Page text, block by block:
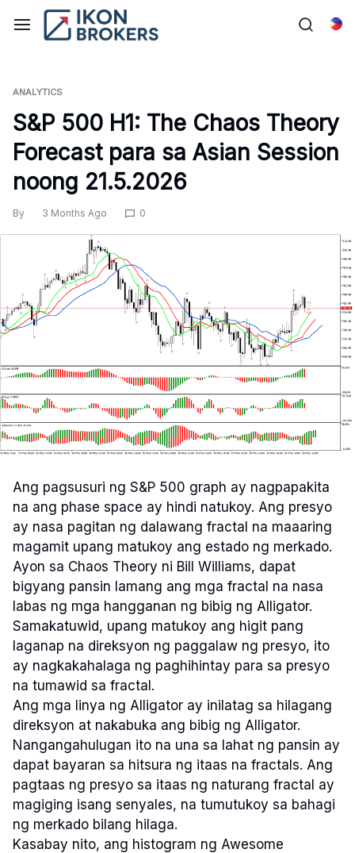
ANALYTICS
S&P 500 H1: The Chaos Theory
Forecast para sa Asian Session
noong 21.5.2026
By 3 Months Ago 0
Ang pagsusuri ng S&P 500 graph ay nagpapakita
na ang phase space ay hindi natukoy. Ang presyo
ay nasa pagitan ng dalawang fractal na maaaring
magamit upang matukoy ang estado ng merkado.
Ayon sa Chaos Theory ni Bill Williams, dapat
bigyang pansin lamang ang mga fractal na nasa
labas ng mga hangganan ng bibig ng Alligator.
Samakatuwid, upang matukoy ang higit pang
laganap na direksyon ng paggalaw ng presyo, ito
ay nagkakahalaga ng paghihintay para sa presyo
na tumawid sa fractal.
Ang mga linya ng Alligator ay inilatag sa hilagang
direksyon at nakabuka ang bibig ng Alligator.
Nangangahulugan ito na una sa lahat ng pansin ay
dapat bayaran sa hitsura ng itaas na fractals. Ang
pagtaas ng presyo sa itaas ng naturang fractal ay
magiging isang senyales, na tumutukoy sa bahagi
ng merkado bilang hilaga.
Kasabay nito, ang histogram ng Awesome